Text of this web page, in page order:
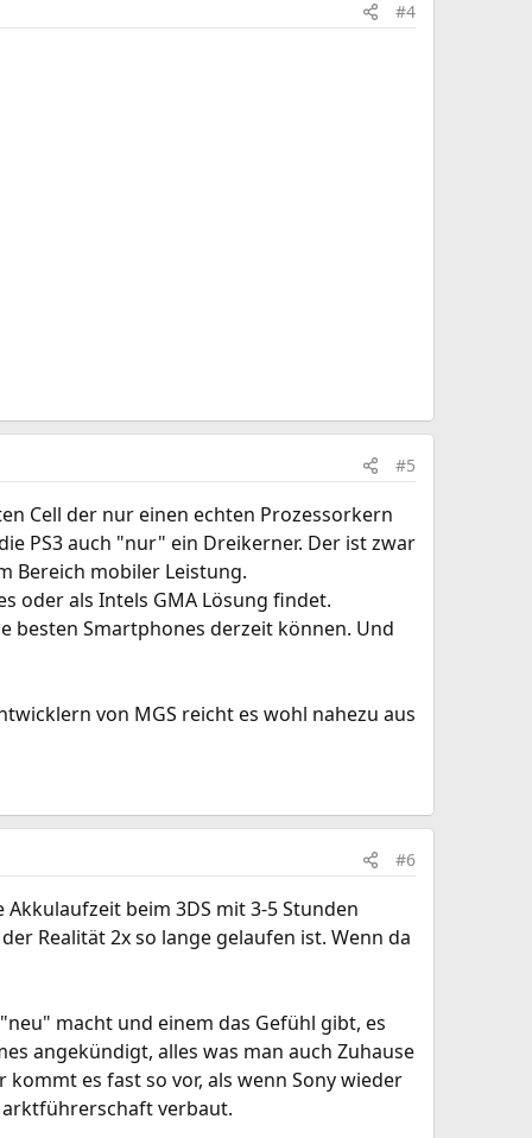
#4
#5
Cell der nur einen echten Prozessorkern
PS3 auch "nur" ein Dreikerner. Der ist zwar
Bereich mobiler Leistung.
oder als Intels GMA Lösung findet.
besten Smartphones derzeit können. Und
von MGS reicht es wohl nahezu aus
#6
beim 3DS mit 3-5 Stunden
Realität 2x so lange gelaufen ist. Wenn da
macht und einem das Gefühl gibt, es
angekündigt, alles was man auch Zuhause
es fast so vor, als wenn Sony wieder
verbaut.